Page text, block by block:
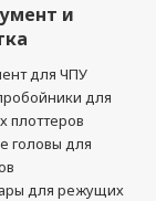
и
для ЧПУ
для
плоттеров
головы для
для режущих